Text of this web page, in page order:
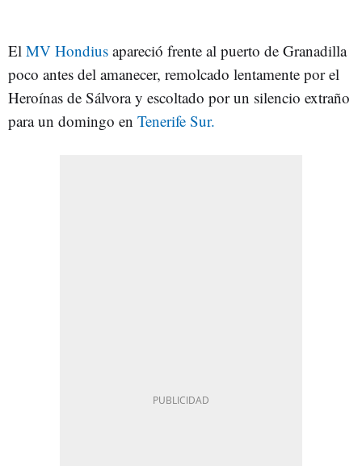
El MV Hondius apareció frente al puerto de Granadilla
poco antes del amanecer, remolcado lentamente por el
Heroínas de Sálvora y escoltado por un silencio extraño
para un domingo en Tenerife Sur.